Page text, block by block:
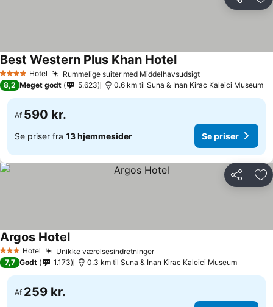
Del
4 StjernerHotel Rummelige suiter med Middelhavsudsigt
Best Western Plus Khan Hotel
8,2 Meget godt 5.623 0.6 km til Suna & Inan Kirac Kaleici Museum
Af 590 kr.
Se priser fra 13 hjemmesider Se priser
Del
3 StjernerHotel Unikke værelsesindretninger
Argos Hotel
7,7 Godt 1.173 0.3 km til Suna & Inan Kirac Kaleici Museum
Af 259 kr.